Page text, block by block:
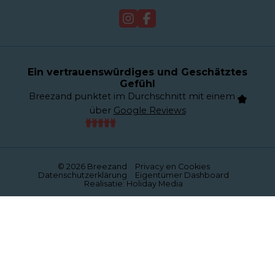
Webcam
Ein vertrauenswürdiges und Geschätztes
Gefühl
Breezand punktet im Durchschnitt mit einem
über Google Reviews
© 2026 Breezand
Privacy en Cookies
Datenschutzerklärung
Eigentümer Dashboard
Realisatie: Holiday Media